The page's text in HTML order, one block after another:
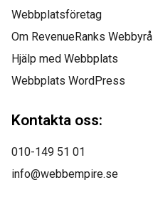
Webbplatsföretag
Om RevenueRanks Webbyrå
Hjälp med Webbplats
Webbplats WordPress
Kontakta oss:
010-149 51 01
info@webbempire.se